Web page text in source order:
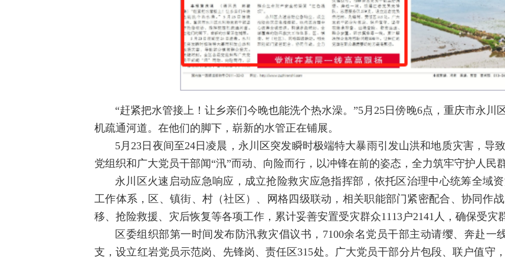
“赶紧把水管接上！让乡亲们今晚也能洗个热水澡。”5月25日傍晚6点，重庆市永川
机疏通河道。在他们的脚下，崭新的水管正在铺展。
5月23日夜间至24日凌晨，永川区突发瞬时极端特大暴雨引发山洪和地质灾害，导
党组织和广大党员干部闻“汛”而动、向险而行，以冲锋在前的姿态，全力筑牢守护人民
永川区火速启动应急响应，成立抢险救灾应急指挥部，依托区治理中心统筹全域
工作体系，区、镇街、村（社区）、网格四级联动，相关职能部门紧密配合、协同作
移、抢险救援、灾后恢复等各项工作，累计妥善安置受灾群众1113户2141人，确保受灾
区委组织部第一时间发布防汛救灾倡议书，7100余名党员干部主动请缨、奔赴一
支，设立红岩党员示范岗、先锋岗、责任区315处。广大党员干部分片包段、联户值守